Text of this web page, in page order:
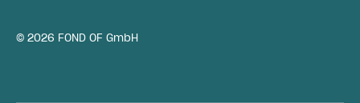
© 2026 FOND OF GmbH